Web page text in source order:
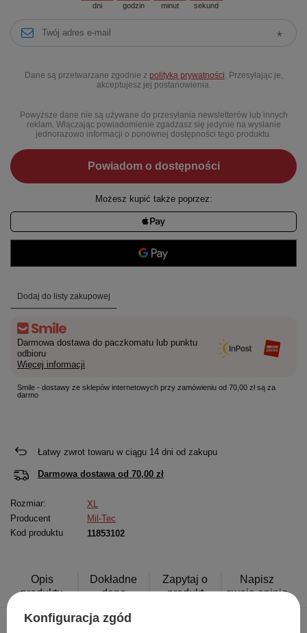
dni godzin minut sekund
Dane są przetwarzane zgodnie z polityką prywatności . Przesyłając je,
akceptujesz jej postanowienia.
Powyższe dane nie są używane do przesyłania newsletterów lub innych
reklam. Włączając powiadomienie zgadzasz się jedynie na wysłanie
jednorazowo informacji o ponownej dostępności tego produktu.
Powiadom o dostępności
Możesz kupić także poprzez:
Dodaj do listy zakupowej
Darmowa dostawa do paczkomatu lub punktu
odbioru
Więcej informacji
Smile - dostawy ze sklepów internetowych przy zamówieniu od 70,00 zł są za
darmo
Łatwy zwrot towaru w ciągu 14 dni od zakupu
Darmowa dostawa od 70,00 zł
Rozmiar:
XL
Producent
Mil-Tec
Kod produktu
11853102
Opis
produktu
Dokładne
dane
Zapytaj o
produkt
Napisz
swoją opinię
Konfiguracja zgód